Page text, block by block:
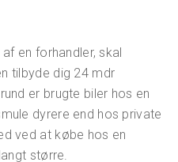
en forhandler, skal
tilbyde dig 24 mdr
er brugte biler hos en
dyrere end hos private
ved at købe hos en
større.